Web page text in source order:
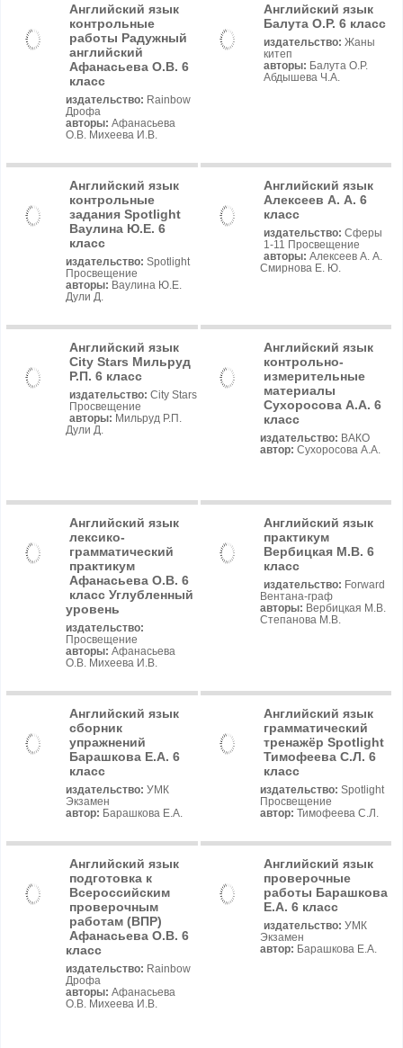
Английский язык
контрольные
работы Радужный
английский
Афанасьева О.В. 6
класс
издательство: Rainbow
Дрофа
авторы: Афанасьева
О.В. Михеева И.В.
Английский язык
Балута О.Р. 6 класс
издательство: Жаны
китеп
авторы: Балута О.Р.
Абдышева Ч.А.
Английский язык
контрольные
задания Spotlight
Ваулина Ю.Е. 6
класс
издательство: Spotlight
Просвещение
авторы: Ваулина Ю.Е.
Дули Д.
Английский язык
Алексеев А. А. 6
класс
издательство: Сферы
1-11 Просвещение
авторы: Алексеев А. А.
Смирнова Е. Ю.
Английский язык
City Stars Мильруд
Р.П. 6 класс
издательство: City Stars
Просвещение
авторы: Мильруд Р.П.
Дули Д.
Английский язык
контрольно-
измерительные
материалы
Сухоросова А.А. 6
класс
издательство: ВАКО
автор: Сухоросова А.А.
Английский язык
лексико-
грамматический
практикум
Афанасьева О.В. 6
класс Углубленный
уровень
издательство:
Просвещение
авторы: Афанасьева
О.В. Михеева И.В.
Английский язык
практикум
Вербицкая М.В. 6
класс
издательство: Forward
Вентана-граф
авторы: Вербицкая М.В.
Степанова М.В.
Английский язык
сборник
упражнений
Барашкова Е.А. 6
класс
издательство: УМК
Экзамен
автор: Барашкова Е.А.
Английский язык
грамматический
тренажёр Spotlight
Тимофеева С.Л. 6
класс
издательство: Spotlight
Просвещение
автор: Тимофеева С.Л.
Английский язык
подготовка к
Всероссийским
проверочным
работам (ВПР)
Афанасьева О.В. 6
класс
издательство: Rainbow
Дрофа
авторы: Афанасьева
О.В. Михеева И.В.
Английский язык
проверочные
работы Барашкова
Е.А. 6 класс
издательство: УМК
Экзамен
автор: Барашкова Е.А.